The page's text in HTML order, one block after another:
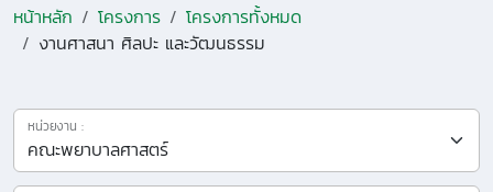
หน้าหลัก โครงการ
โครงการทั้งหมด
งานศาสนา ศิลปะ และวัฒนธรรม
หน่วยงาน :